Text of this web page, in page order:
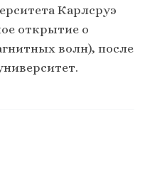
Карлсруэ
открытие о
волн), после